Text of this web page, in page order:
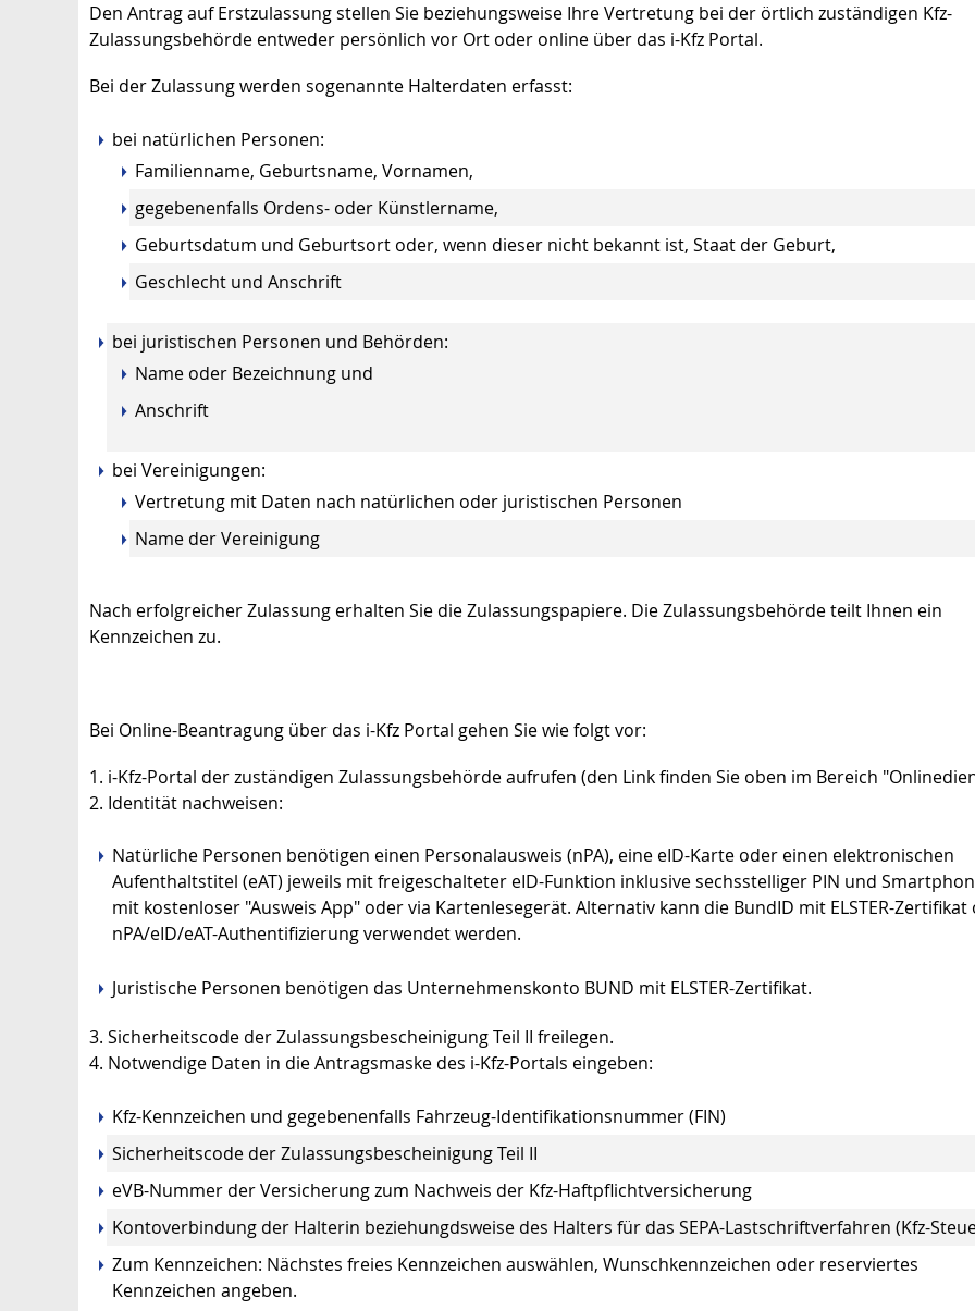
Den Antrag auf Erstzulassung stellen Sie beziehungsweise Ihre Vertretung bei der örtlich zuständigen Kfz-
Zulassungsbehörde entweder persönlich vor Ort oder online über das i-Kfz Portal.
Bei der Zulassung werden sogenannte Halterdaten erfasst:
bei natürlichen Personen:
Familienname, Geburtsname, Vornamen,
gegebenenfalls Ordens- oder Künstlername,
Geburtsdatum und Geburtsort oder, wenn dieser nicht bekannt ist, Staat der Geburt,
Geschlecht und Anschrift
bei juristischen Personen und Behörden:
Name oder Bezeichnung und
Anschrift
bei Vereinigungen:
Vertretung mit Daten nach natürlichen oder juristischen Personen
Name der Vereinigung
Nach erfolgreicher Zulassung erhalten Sie die Zulassungspapiere. Die Zulassungsbehörde teilt Ihnen ein
Kennzeichen zu.
Bei Online-Beantragung über das i-Kfz Portal gehen Sie wie folgt vor:
1. i-Kfz-Portal der zuständigen Zulassungsbehörde aufrufen (den Link finden Sie oben im Bereich
2. Identität nachweisen:
Natürliche Personen benötigen einen Personalausweis (nPA), eine eID-Karte oder einen elektronischen
Aufenthaltstitel (eAT) jeweils mit freigeschalteter eID-Funktion inklusive sechsstelliger PIN und
mit kostenloser "Ausweis App" oder via Kartenlesegerät. Alternativ kann die BundID mit ELSTER-
nPA/eID/eAT-Authentifizierung verwendet werden.
Juristische Personen benötigen das Unternehmenskonto BUND mit ELSTER-Zertifikat.
3. Sicherheitscode der Zulassungsbescheinigung Teil II freilegen.
4. Notwendige Daten in die Antragsmaske des i-Kfz-Portals eingeben:
Kfz-Kennzeichen und gegebenenfalls Fahrzeug-Identifikationsnummer (FIN)
Sicherheitscode der Zulassungsbescheinigung Teil II
eVB-Nummer der Versicherung zum Nachweis der Kfz-Haftpflichtversicherung
Kontoverbindung der Halterin beziehungdsweise des Halters für das SEPA-Lastschriftverfahren (Kfz-
Zum Kennzeichen: Nächstes freies Kennzeichen auswählen, Wunschkennzeichen oder reserviertes
Kennzeichen angeben.